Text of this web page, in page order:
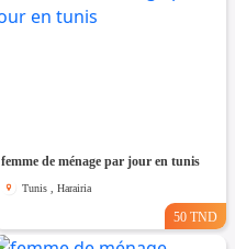
femme de ménage par jour en tunis
Tunis , Harairia
50 TND